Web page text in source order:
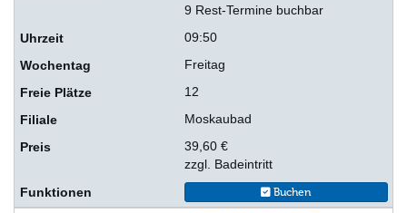
9 Rest-Termine buchbar
09:50
Freitag
12
Moskaubad
39,60 €
zzgl. Badeintritt
Buchen